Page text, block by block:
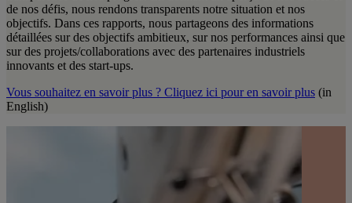
de nos défis, nous rendons transparents notre situation et nos
objectifs. Dans ces rapports, nous partageons des informations
détaillées sur des objectifs ambitieux, sur nos performances ainsi que
sur des projets/collaborations avec des partenaires industriels
innovants et des start-ups.
Vous souhaitez en savoir plus ? Cliquez ici pour en savoir plus (in
English)